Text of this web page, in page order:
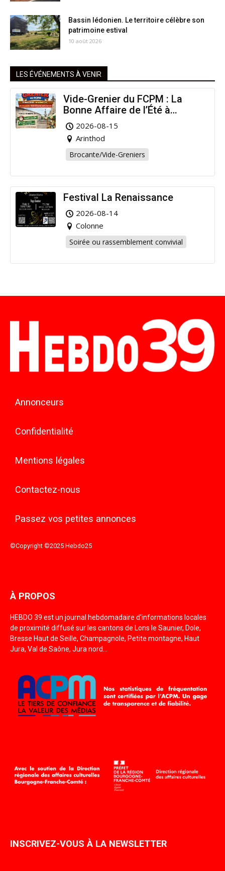
Bassin lédonien. Le territoire célèbre son
patrimoine estival
10 août 2026
LES ÉVÉNEMENTS À VENIR
Vide-Grenier du FCPM : La
Bonne Affaire de l’Été à
Arinthod !
2026-08-15
Arinthod
Brocante/Vide-Greniers
Festival La Renaissance
2026-08-14
Colonne
Soirée ou rassemblement convivial